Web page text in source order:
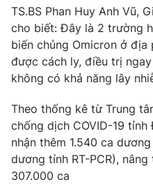
Phim VTV
Hậu trường
Nhân vật
Khán giả
Giải sao mai
Giải trí
Điện ảnh
Sao
Đời sống
Du lịch
Làm đẹp
Chất lượng cuộc sống
Giáo dục
Tuyển sinh
Học trực tuyến
Công nghệ
TS.BS Phan Huy Anh Vũ,
cho biết: Đây là 2 trường
biến chủng Omicron ở địa
được cách ly, điều trị
không có khả năng lây
Theo thống kê từ Trung
chống dịch COVID-19
nhận thêm 1.540 ca
dương tính RT-PCR),
307.000 ca